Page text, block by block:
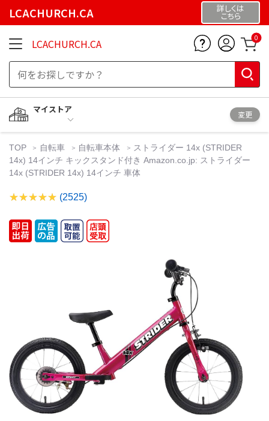
LCACHURCH.CA 詳しくは
こちら
LCACHURCH.CA 0
マイストア
変更
TOP 自転車 自転車本体
ストライダー 14x (STRIDER
14x) 14インチ キックスタンド付き Amazon.co.jp: ストライダー
14x (STRIDER 14x) 14インチ 車体
(2525)